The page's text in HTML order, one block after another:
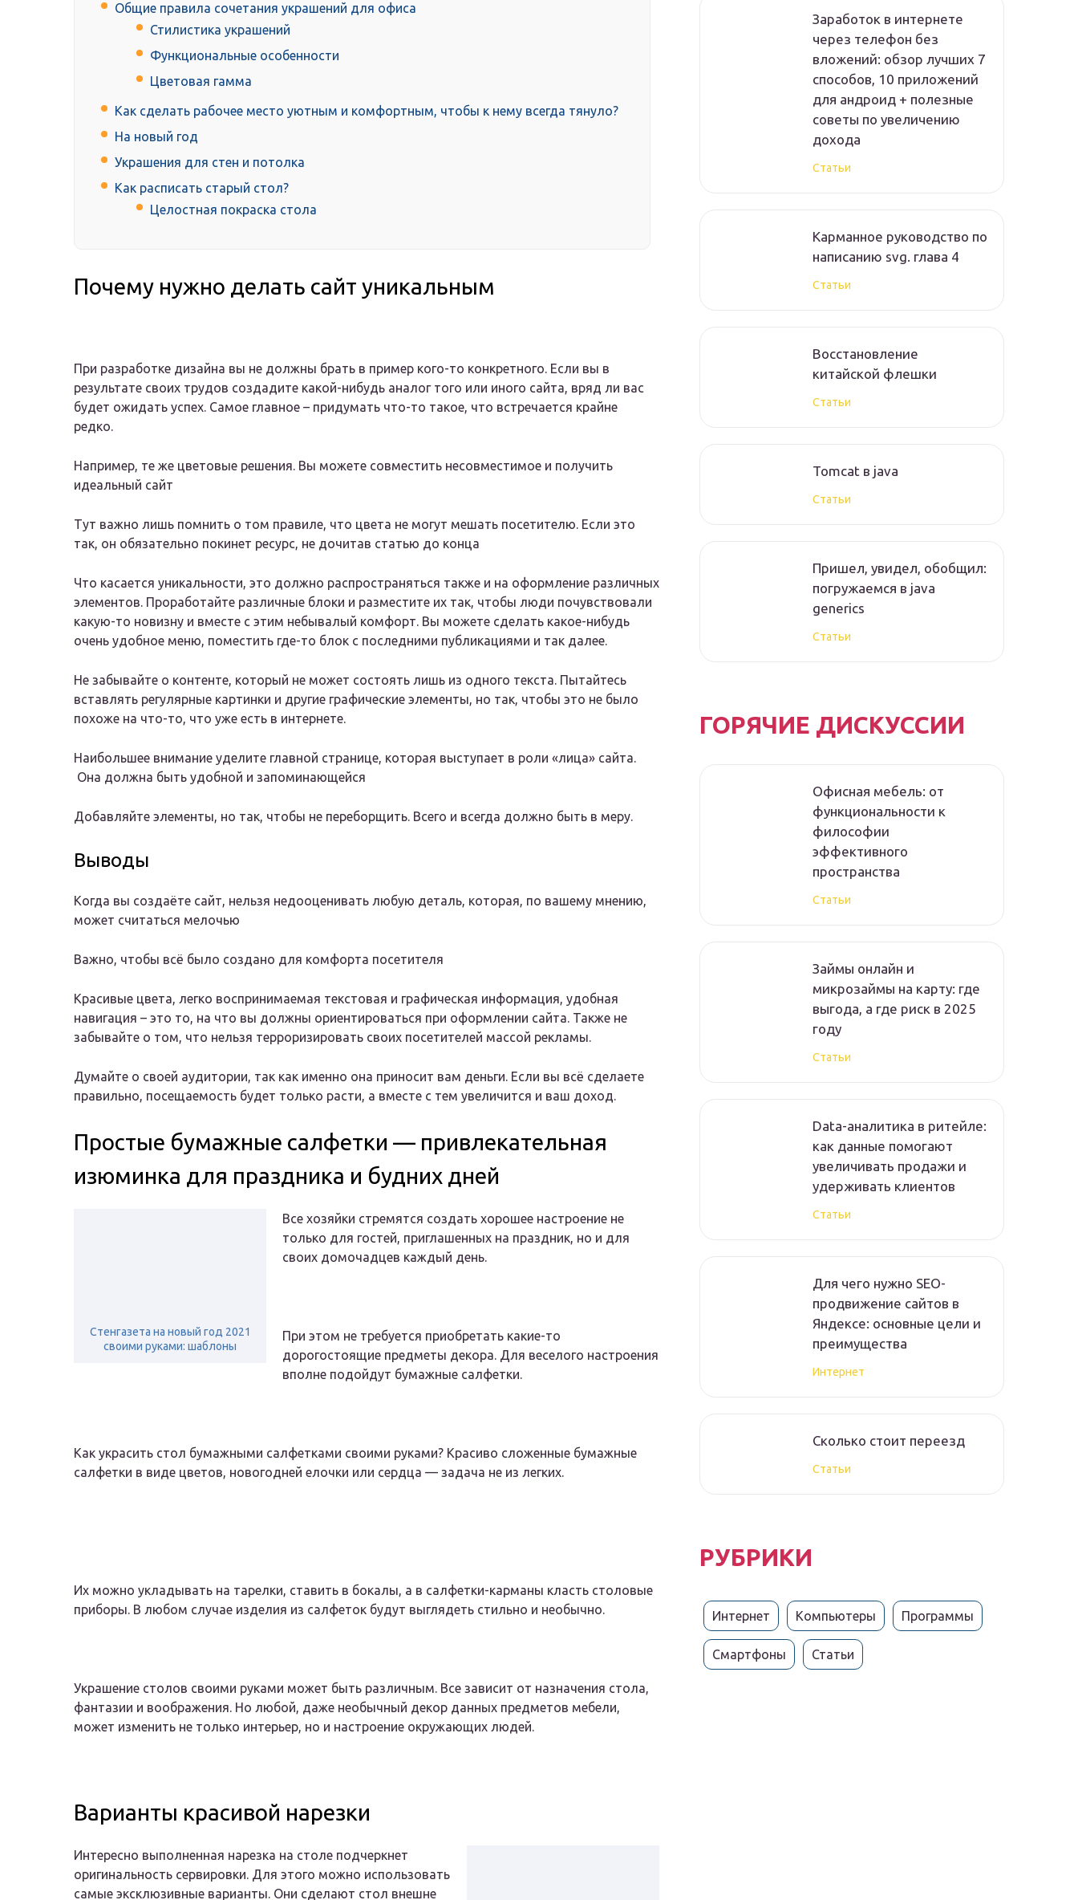
Общие правила сочетания украшений для офиса
Стилистика украшений
Функциональные особенности
Цветовая гамма
Как сделать рабочее место уютным и комфортным, чтобы к нему всегда тянуло?
На новый год
Украшения для стен и потолка
Как расписать старый стол?
Целостная покраска стола
Почему нужно делать сайт уникальным
При разработке дизайна вы не должны брать в пример кого-то конкретного. Если вы в
результате своих трудов создадите какой-нибудь аналог того или иного сайта, вряд ли вас
будет ожидать успех. Самое главное – придумать что-то такое, что встречается крайне
редко.
Например, те же цветовые решения. Вы можете совместить несовместимое и получить
идеальный сайт
Тут важно лишь помнить о том правиле, что цвета не могут мешать посетителю. Если это
так, он обязательно покинет ресурс, не дочитав статью до конца
Что касается уникальности, это должно распространяться также и на оформление различных
элементов. Проработайте различные блоки и разместите их так, чтобы люди почувствовали
какую-то новизну и вместе с этим небывалый комфорт. Вы можете сделать какое-нибудь
очень удобное меню, поместить где-то блок с последними публикациями и так далее.
Не забывайте о контенте, который не может состоять лишь из одного текста. Пытайтесь
вставлять регулярные картинки и другие графические элементы, но так, чтобы это не было
похоже на что-то, что уже есть в интернете.
Наибольшее внимание уделите главной странице, которая выступает в роли «лица» сайта.
Она должна быть удобной и запоминающейся
Добавляйте элементы, но так, чтобы не переборщить. Всего и всегда должно быть в меру.
Выводы
Когда вы создаёте сайт, нельзя недооценивать любую деталь, которая, по вашему мнению,
может считаться мелочью
Важно, чтобы всё было создано для комфорта посетителя
Красивые цвета, легко воспринимаемая текстовая и графическая информация, удобная
навигация – это то, на что вы должны ориентироваться при оформлении сайта. Также не
забывайте о том, что нельзя терроризировать своих посетителей массой рекламы.
Думайте о своей аудитории, так как именно она приносит вам деньги. Если вы всё сделаете
правильно, посещаемость будет только расти, а вместе с тем увеличится и ваш доход.
Простые бумажные салфетки — привлекательная
изюминка для праздника и будних дней
Стенгазета на новый год 2021
своими руками: шаблоны
Все хозяйки стремятся создать хорошее настроение не
только для гостей, приглашенных на праздник, но и для
своих домочадцев каждый день.
При этом не требуется приобретать какие-то
дорогостоящие предметы декора. Для веселого настроения
вполне подойдут бумажные салфетки.
Как украсить стол бумажными салфетками своими руками? Красиво сложенные бумажные
салфетки в виде цветов, новогодней елочки или сердца — задача не из легких.
Их можно укладывать на тарелки, ставить в бокалы, а в салфетки-карманы класть столовые
приборы. В любом случае изделия из салфеток будут выглядеть стильно и необычно.
Украшение столов своими руками может быть различным. Все зависит от назначения стола,
фантазии и воображения. Но любой, даже необычный декор данных предметов мебели,
может изменить не только интерьер, но и настроение окружающих людей.
Варианты красивой нарезки
Интересно выполненная нарезка на столе подчеркнет
оригинальность сервировки. Для этого можно использовать
самые эксклюзивные варианты. Они сделают стол внешне
Заработок в интернете
через телефон без
вложений: обзор лучших 7
способов, 10 приложений
для андроид + полезные
советы по увеличению
дохода
Статьи
Карманное руководство по
написанию svg. глава 4
Статьи
Восстановление
китайской флешки
Статьи
Tomcat в java
Статьи
Пришел, увидел, обобщил:
погружаемся в java
generics
Статьи
ГОРЯЧИЕ ДИСКУССИИ
Офисная мебель: от
функциональности к
философии
эффективного
пространства
Статьи
Займы онлайн и
микрозаймы на карту: где
выгода, а где риск в 2025
году
Статьи
Data-аналитика в ритейле:
как данные помогают
увеличивать продажи и
удерживать клиентов
Статьи
Для чего нужно SEO-
продвижение сайтов в
Яндексе: основные цели и
преимущества
Интернет
Сколько стоит переезд
Статьи
РУБРИКИ
Интернет Компьютеры Программы
Смартфоны Статьи